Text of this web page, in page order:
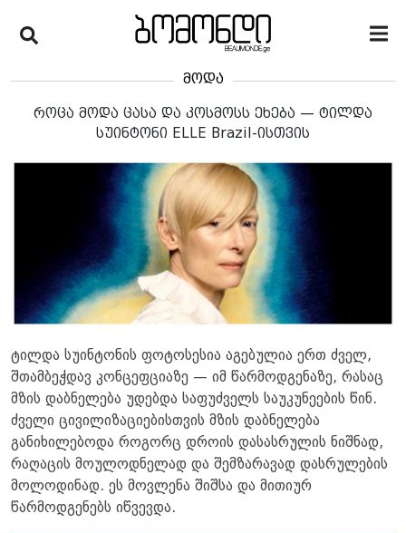
მოდა
როცა მოდა ცასა და კოსმოსს ეხება — ტილდა
სუინტონი ELLE Brazil-ისთვის
ტილდა სუინტონის ფოტოსესია აგებულია ერთ ძველ,
შთამბეჭდავ კონცეფციაზე — იმ წარმოდგენაზე, რასაც
მზის დაბნელება უდებდა საფუძველს საუკუნეების წინ.
ძველი ცივილიზაციებისთვის მზის დაბნელება
განიხილებოდა როგორც დროის დასასრულის ნიშნად,
რაღაცის მოულოდნელად და შემზარავად დასრულების
მოლოდინად. ეს მოვლენა შიშსა და მითიურ
წარმოდგენებს იწვევდა.